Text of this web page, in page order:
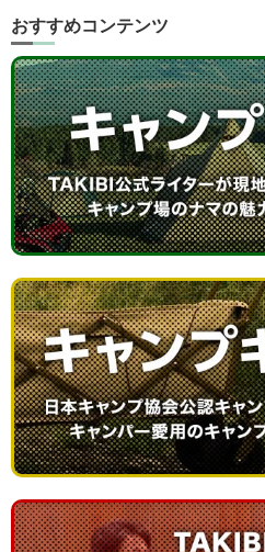
おすすめコンテンツ